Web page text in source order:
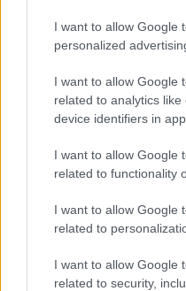
I want to allow Google
personalized
I want to allow Google
related to analytics
device identifiers in
I want to allow Google
related to functionality
I want to allow Google
related to
I want to allow Google
related to security,
της
Οι άνθρωποι, οι
πολιτισμός που